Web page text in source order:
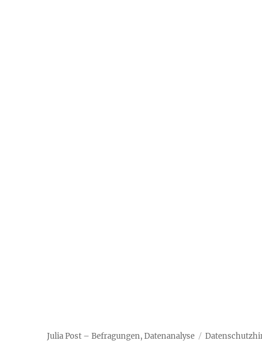
Julia Post – Befragungen, Datenanalyse